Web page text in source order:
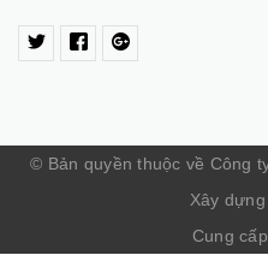
© Bản quyền thuộc về Công
Xây
Cung